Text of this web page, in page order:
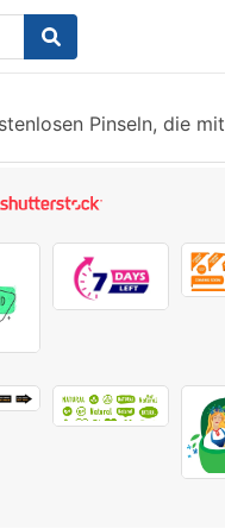
Pinseln, die mit